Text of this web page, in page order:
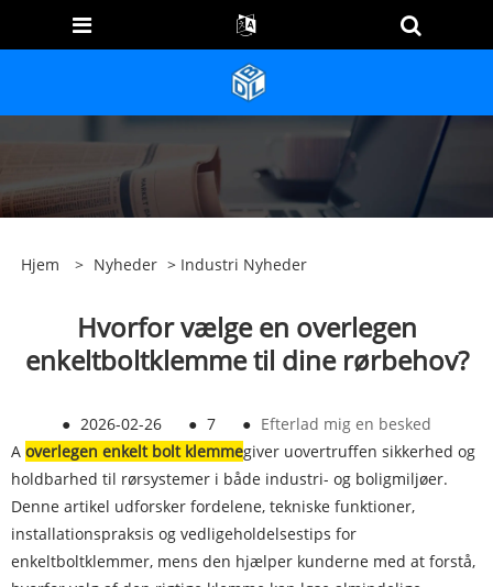
Hjem > Nyheder > Industri Nyheder
Hvorfor vælge en overlegen
enkeltboltklemme til dine rørbehov?
● 2026-02-26 ● 7 ● Efterlad mig en besked
A overlegen enkelt bolt klemmegiver uovertruffen sikkerhed og
holdbarhed til rørsystemer i både industri- og boligmiljøer.
Denne artikel udforsker fordelene, tekniske funktioner,
installationspraksis og vedligeholdelsestips for
enkeltboltklemmer, mens den hjælper kunderne med at forstå,